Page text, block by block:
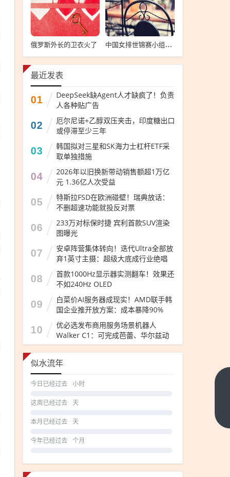
俄罗斯外长的卫衣火了 中国女排世锦赛小组第一
最近发表
01
DeepSeek缺Agent人才缺疯了！负责
人各种贴广告
02
厄尔尼诺+乙醇双压夹击，印度糖出口
或停滞至少三年
03
韩国拟对三星和SK海力士杠杆ETF采
取单独措施
04
2026年以旧换新带动销售额超1万亿
元 1.36亿人次受益
05
特斯拉FSD在欧洲碰壁！瑞典放话：
不删超速功能就投反对票
06
233万对标保时捷 宾利首款SUV渲染
图曝光
07
安卓阵营集体转向！迭代Ultra全部放
弃1英寸主摄：超级大底成行业绝唱
08
首款1000Hz显示器实测翻车！效果还
不如240Hz OLED
09
白菜价AI服务器成现实！AMD联手韩
国企业推开放方案：成本暴降90%
10
优必选发布商用服务场景机器人
Walker C1：可完成芭蕾、华尔兹动
作
似水流年
今日已经过去 小时
这周已经过去 天
本月已经过去 天
今年已经过去 个月